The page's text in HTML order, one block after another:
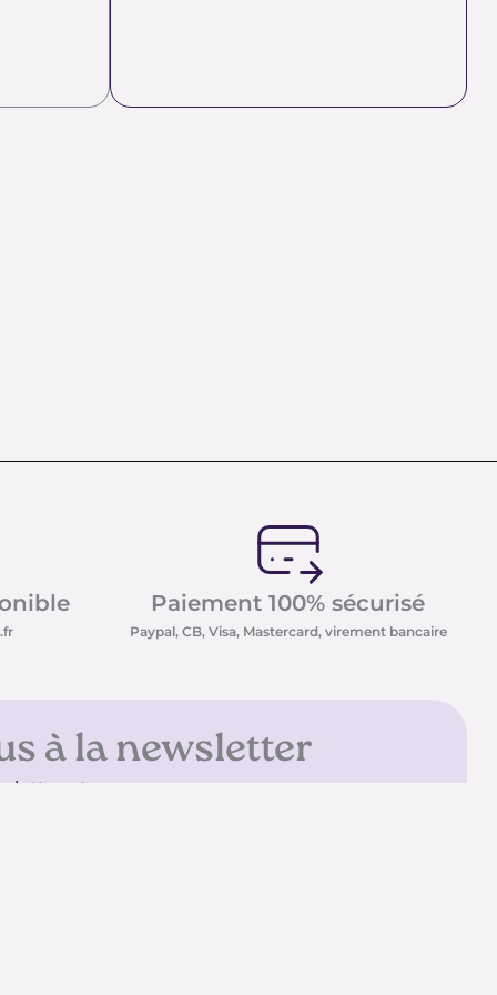
Paiement 100% sécurisé
Paypal, CB, Visa, Mastercard, virement bancaire
à la newsletter
et recevez nos